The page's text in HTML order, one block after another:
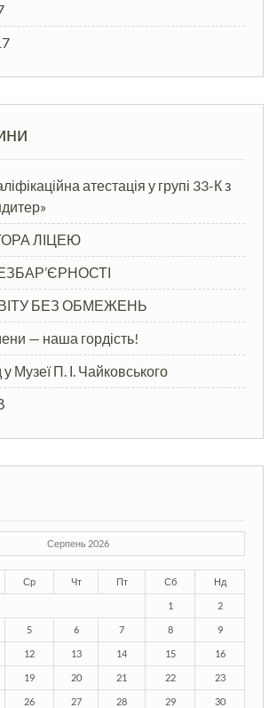
атестація у групі 33-К з
ЛІЦЕЮ
БЕЗ ОБМЕЖЕНЬ
— наша гордість!
Музеї П. І. Чайковського
Серпень 2026
Ср Чт Пт Сб Нд
1 2
5 6 7 8 9
12 13 14 15 16
19 20 21 22 23
26 27 28 29 30